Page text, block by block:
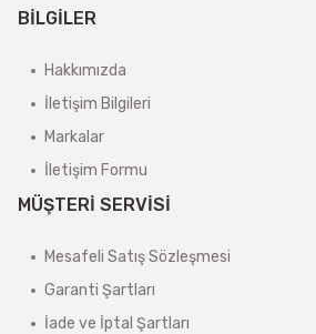
BİLGİLER
Hakkımızda
İletişim Bilgileri
Markalar
İletişim Formu
MÜŞTERİ SERVİSİ
Mesafeli Satış Sözleşmesi
Garanti Şartları
İade ve İptal Şartları